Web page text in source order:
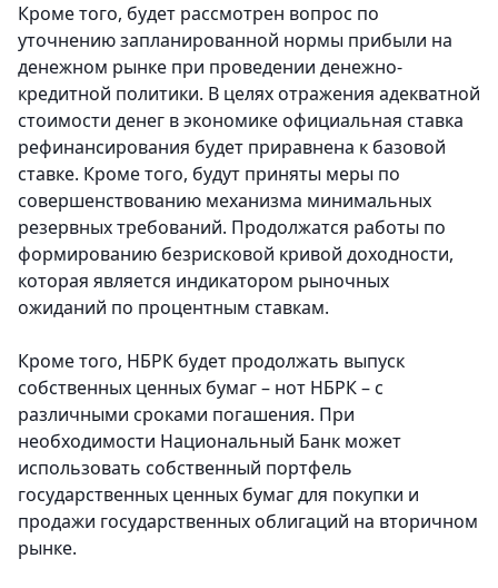
Кроме того, будет рассмотрен вопрос по
уточнению запланированной нормы прибыли на
денежном рынке при проведении денежно-
кредитной политики. В целях отражения адекватной
стоимости денег в экономике официальная ставка
рефинансирования будет приравнена к базовой
ставке. Кроме того, будут приняты меры по
совершенствованию механизма минимальных
резервных требований. Продолжатся работы по
формированию безрисковой кривой доходности,
которая является индикатором рыночных
ожиданий по процентным ставкам.
Кроме того, НБРК будет продолжать выпуск
собственных ценных бумаг – нот НБРК – с
различными сроками погашения. При
необходимости Национальный Банк может
использовать собственный портфель
государственных ценных бумаг для покупки и
продажи государственных облигаций на вторичном
рынке.